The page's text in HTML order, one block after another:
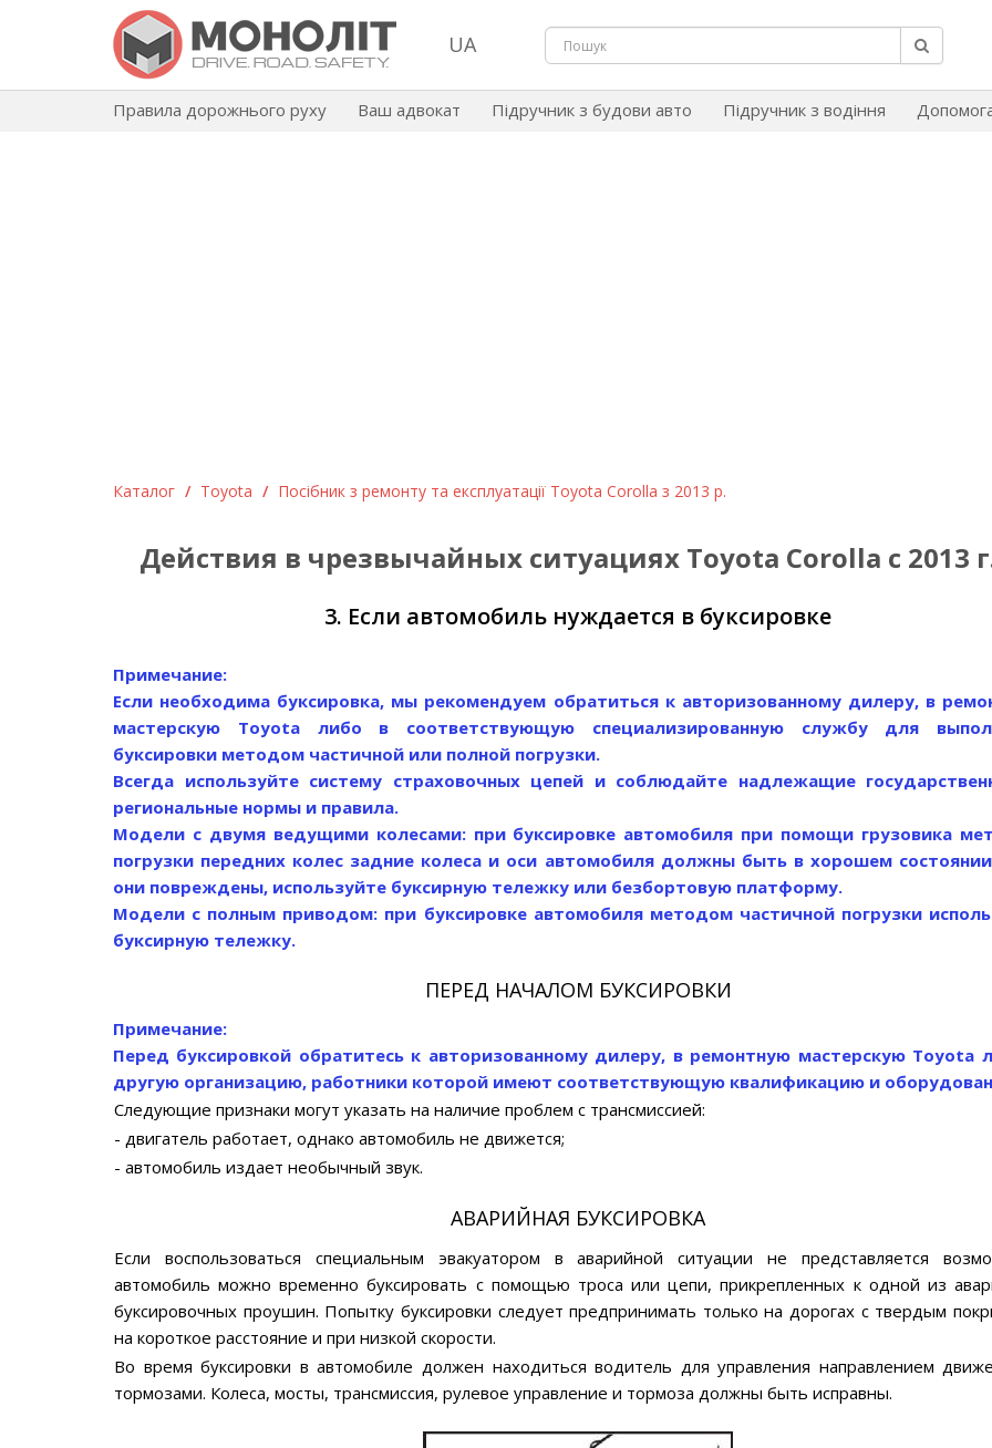
UA
Правила дорожнього руху Ваш адвокат Підручник з будови авто Підручник з водіння
Каталог / Toyota / Посібник з ремонту та експлуатації Toyota Corolla з 2013 р.
Действия в чрезвычайных ситуациях Toyota Corolla c 2013
3. Если автомобиль нуждается в буксировке
Примечание:
Если необходима буксировка, мы рекомендуем обратиться к авторизованному дилеру, в
мастерскую Toyota либо в соответствующую специализированную службу для
буксировки методом частичной или полной погрузки.
Всегда используйте систему страховочных цепей и соблюдайте надлежащие
региональные нормы и правила.
Модели с двумя ведущими колесами: при буксировке автомобиля при помощи грузовика
погрузки передних колес задние колеса и оси автомобиля должны быть в хорошем
они повреждены, используйте буксирную тележку или безбортовую платформу.
Модели с полным приводом: при буксировке автомобиля методом частичной погрузки
буксирную тележку.
ПЕРЕД НАЧАЛОМ БУКСИРОВКИ
Примечание:
Перед буксировкой обратитесь к авторизованному дилеру, в ремонтную мастерскую Toyota
другую организацию, работники которой имеют соответствующую квалификацию и
Следующие признаки могут указать на наличие проблем с трансмиссией:
- двигатель работает, однако автомобиль не движется;
- автомобиль издает необычный звук.
АВАРИЙНАЯ БУКСИРОВКА
Если воспользоваться специальным эвакуатором в аварийной ситуации не представляется
автомобиль можно временно буксировать с помощью троса или цепи, прикрепленных к одной из
буксировочных проушин. Попытку буксировки следует предпринимать только на дорогах с твердым
на короткое расстояние и при низкой скорости.
Во время буксировки в автомобиле должен находиться водитель для управления направлением
тормозами. Колеса, мосты, трансмиссия, рулевое управление и тормоза должны быть исправны.